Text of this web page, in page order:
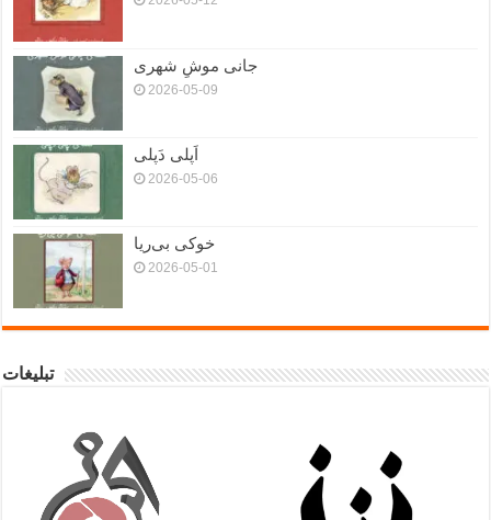
جانی موشِ شهری
2026-05-09
اَپلی دَپلی
2026-05-06
خوکی بی‌ریا
2026-05-01
تبلیغات